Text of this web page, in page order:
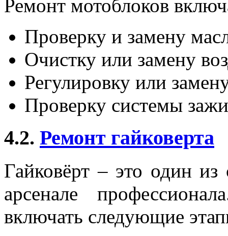
Ремонт мотоблоков
Проверку и замену
Очистку или замену
Регулировку или
Проверку системы
4.2. Ремонт гайковерта
Гайковёрт – это один
арсенале
включать следующие